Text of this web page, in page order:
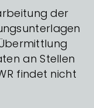
der
an Stellen
findet nicht